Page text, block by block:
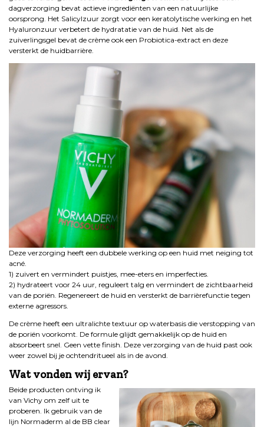
dagverzorging bevat actieve ingrediënten van een natuurlijke
oorsprong. Het Salicylzuur zorgt voor een keratolytische werking en het
Hyaluronzuur verbetert de hydratatie van de huid. Net als de
zuiverlingsgel bevat de crème ook een Probiotica-extract en deze
versterkt de huidbarrière.
Deze verzorging heeft een dubbele werking op een huid met neiging tot
acné.
1) zuivert en vermindert puistjes, mee-eters en imperfecties.
2) hydrateert voor 24 uur, reguleert talg en vermindert de zichtbaarheid
van de poriën. Regenereert de huid en versterkt de barrièrefunctie tegen
externe agressors.
De crème heeft een ultralichte textuur op waterbasis die verstopping van
de poriën voorkomt. De formule glijdt gemakkelijk op de huid en
absorbeert snel. Geen vette finish. Deze verzorging van de huid past ook
weer zowel bij je ochtendritueel als in de avond.
Wat vonden wij ervan?
Beide producten ontving ik
van Vichy om zelf uit te
proberen. Ik gebruik van de
lijn Normaderm al de BB clear